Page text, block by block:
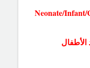
Neonate/
الأطفال